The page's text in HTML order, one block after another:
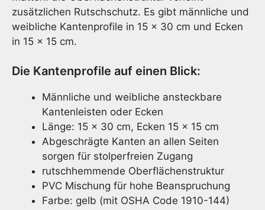
zusätzlichen Rutschschutz. Es gibt männliche und
weibliche Kantenprofile in 15 x 30 cm und Ecken
in 15 x 15 cm.
Die Kantenprofile auf einen Blick:
Männliche und weibliche ansteckbare
Kantenleisten oder Ecken
Länge: 15 x 30 cm, Ecken 15 x 15 cm
Abgeschrägte Kanten an allen Seiten
sorgen für stolperfreien Zugang
rutschhemmende Oberflächenstruktur
PVC Mischung für hohe Beanspruchung
Farbe: gelb (mit OSHA Code 1910-144)